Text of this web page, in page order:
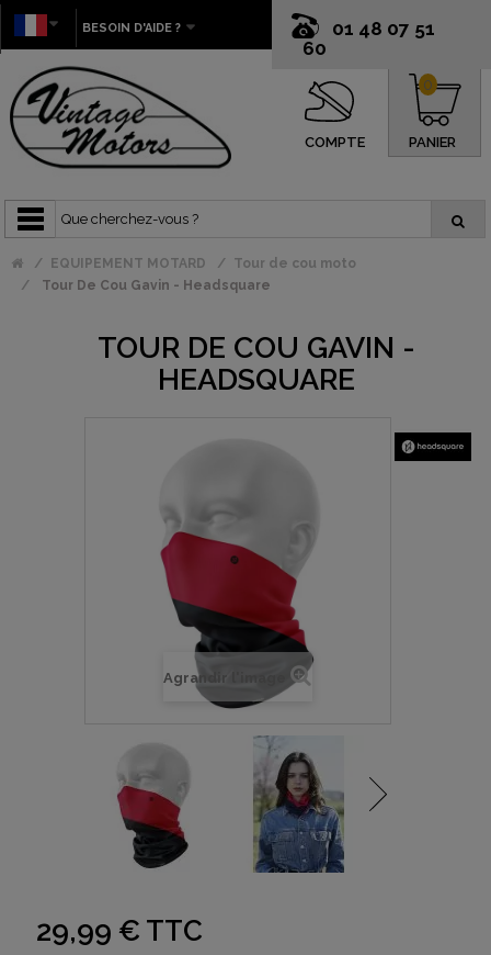
01 48 07 51
60
BESOIN D'AIDE ?
COMPTE PANIER
0
EQUIPEMENT MOTARD
Tour de cou moto
Tour De Cou Gavin - Headsquare
TOUR DE COU GAVIN -
HEADSQUARE
Agrandir l'image
29,99 € TTC